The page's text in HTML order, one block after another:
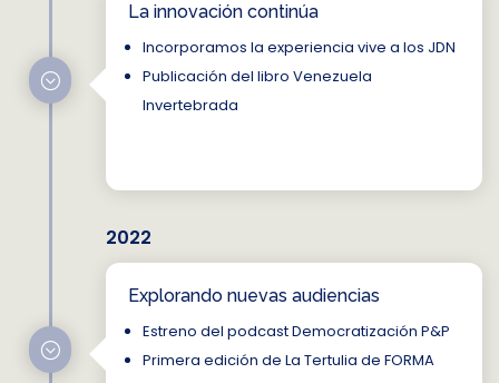
;
La innovación continúa
Incorporamos la experiencia vive a los JDN
Publicación del libro Venezuela
Invertebrada
Explorando nuevas audiencias
Estreno del podcast Democratización P&P
Primera edición de La Tertulia de FORMA
;
2022